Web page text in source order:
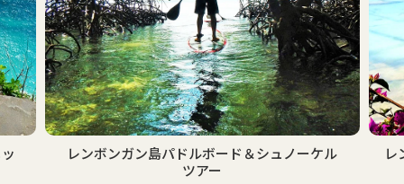
ドルボード＆シュノーケル
レンボンガン島マングローブ